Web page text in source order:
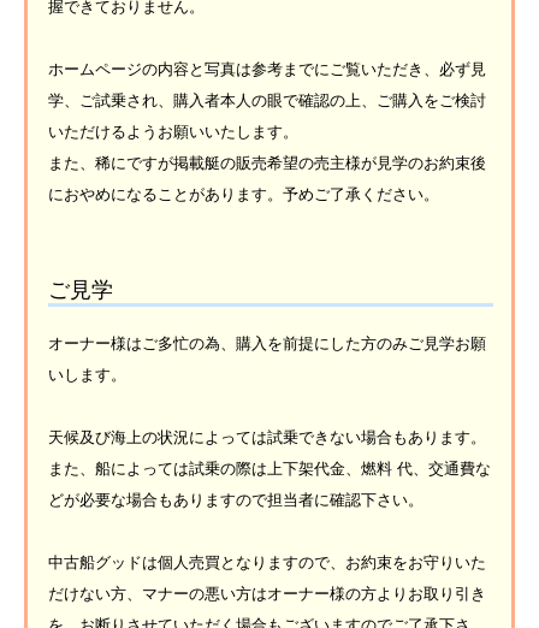
握できておりません。
ホームページの内容と写真は参考までにご覧いただき、必ず見
学、ご試乗され、購入者本人の眼で確認の上、ご購入をご検討
いただけるようお願いいたします。
また、稀にですが掲載艇の販売希望の売主様が見学のお約束後
におやめになることがあります。予めご了承ください。
ご見学
オーナー様はご多忙の為、購入を前提にした方のみご見学お願
いします。
天候及び海上の状況によっては試乗できない場合もあります。
また、船によっては試乗の際は上下架代金、燃料 代、交通費な
どが必要な場合もありますので担当者に確認下さい。
中古船グッドは個人売買となりますので、お約束をお守りいた
だけない方、マナーの悪い方はオーナー様の方よりお取り引き